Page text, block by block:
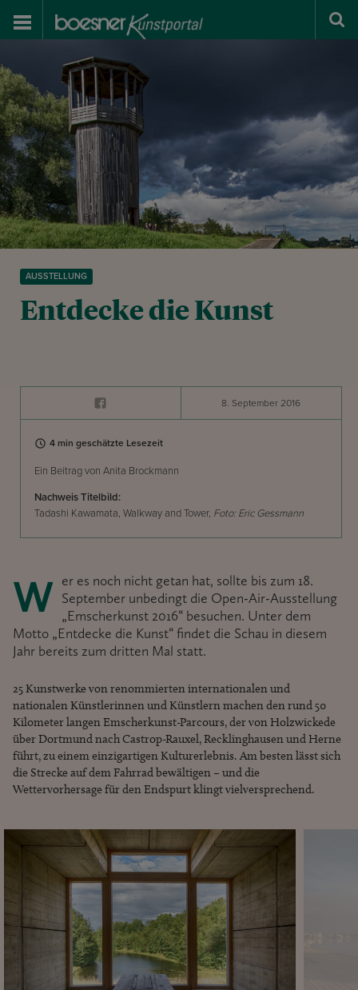
AUSSTELLUNG
Entdecke die Kunst
8. September 2016
4 min geschätzte Lesezeit
Ein Beitrag von Anita Brockmann
Nachweis Titelbild:
Tadashi Kawamata, Walkway and Tower, Foto: Eric Gessmann
Wer es noch nicht getan hat, sollte bis zum 18. September unbedingt die Open-Air-Ausstellung
„Emscherkunst 2016“ besuchen. Unter dem
Motto „Entdecke die Kunst“ findet die Schau in diesem
Jahr bereits zum dritten Mal statt.
25 Kunstwerke von renommierten internationalen und
nationalen Künstlerinnen und Künstlern machen den rund 50
Kilometer langen Emscherkunst-Parcours, der von Holzwickede
über Dortmund nach Castrop-Rauxel, Recklinghausen und Herne
führt, zu einem einzigartigen Kulturerlebnis. Am besten lässt sich
die Strecke auf dem Fahrrad bewältigen – und die
Wettervorhersage für den Endspurt klingt vielversprechend.